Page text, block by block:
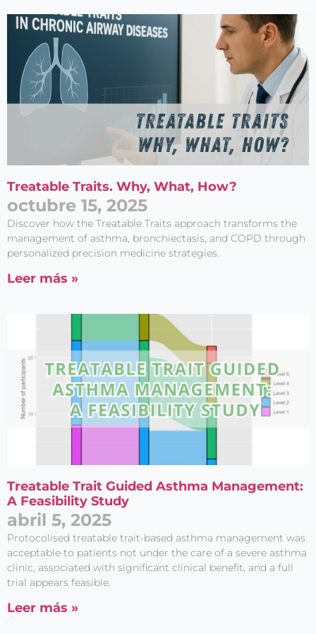
Treatable Traits. Why, What, How?
octubre 15, 2025
Discover how the Treatable Traits approach transforms the
management of asthma, bronchiectasis, and COPD through
personalized precision medicine strategies.
Leer más »
Treatable Trait Guided Asthma Management:
A Feasibility Study
abril 5, 2025
Protocolised treatable trait-­based asthma management was
acceptable to patients not under the care of a severe asthma
clinic, associated with significant clinical benefit, and a full
trial appears feasible.
Leer más »
Entérate de
Nuestras
Publicaciones